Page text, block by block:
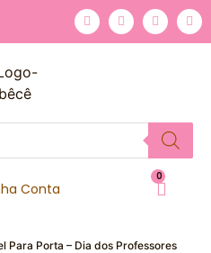
Conta
0
Para Porta – Dia dos Professores